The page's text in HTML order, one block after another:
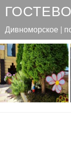
Дивноморское |